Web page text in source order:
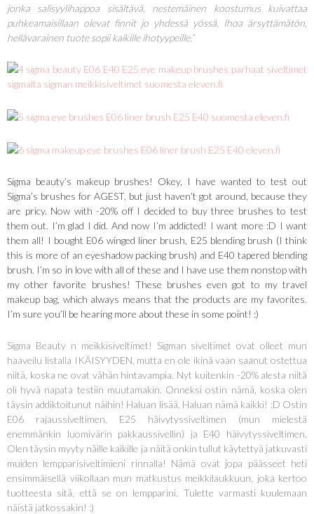
jonka salisyylihappoa sisältävä, nestemäinen koostumus kuivattaa
puhkeamaisillaan olevat finnit jo yhdessä yössä. Ihoa ärsyttämätön,
hellävarainen tuote sopii kaikille ihotyypeille.”
Sigma beauty’s makeup brushes! Okey, I have wanted to test out
Sigma’s brushes for AGEST, but just haven’t got around, because they
are pricy. Now with -20% off I decided to buy three brushes to test
them out. I’m glad I did. And now I’m addicted! I want more :D I want
them all! I bought E06 winged liner brush, E25 blending brush (I think
this is more of an eyeshadow packing brush) and E40 tapered blending
brush. I’m so in love with all of these and I have use them nonstop with
my other favorite brushes! These brushes even got to my travel
makeup bag, which always means that the products are my favorites.
I’m sure you’ll be hearing more about these in some point! :)
Sigma Beauty n meikkisiveltimet! Sigman siveltimet ovat olleet mun
haaveilu listalla IKÄISYYDEN, mutta en ole ikinä vaan saanut ostettua
niitä, koska ne ovat vähän hintavampia. Nyt kuitenkin -20% alesta niitä
oli hyvä napata testiin muutamakin. Onneksi ostin nämä, koska olen
täysin addiktoitunut näihin! Haluan lisää. Haluan nämä kaikki! :D Ostin
E06 rajaussiveltimen, E25 häivytyssiveltimen (mun mielestä
enemmänkin luomivärin pakkaussivellin) ja E40 häivytyssiveltimen.
Olen täysin myyty näille kaikille ja näitä onkin tullut käytettyä jatkuvasti
muiden lempparisiveltimieni rinnalla! Nämä ovat jopa päässeet heti
ensimmäisellä viikollaan mun matkustus meikkilaukkuun, joka kertoo
tuotteesta sitä, että se on lempparini. Tulette varmasti kuulemaan
näistä jatkossakin! :)